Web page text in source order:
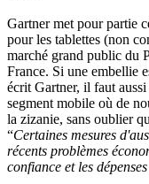
Gartner met pour partie
pour les tablettes (non
marché grand public du
France. Si une embellie
écrit Gartner, il faut
segment mobile où de
la zizanie, sans oublier
“Certaines mesures
récents problèmes
confiance et les